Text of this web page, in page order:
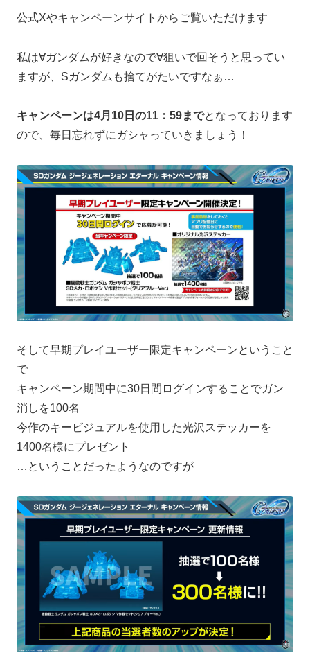
公式Xやキャンペーンサイトからご覧いただけます
私は∀ガンダムが好きなので∀狙いで回そうと思ってい
ますが、Sガンダムも捨てがたいですなぁ…
キャンペーンは4月10日の11：59までとなっております
ので、毎日忘れずにガシャっていきましょう！
そして早期プレイユーザー限定キャンペーンということ
で
キャンペーン期間中に30日間ログインすることでガン
消しを100名
今作のキービジュアルを使用した光沢ステッカーを
1400名様にプレゼント
…ということだったようなのですが